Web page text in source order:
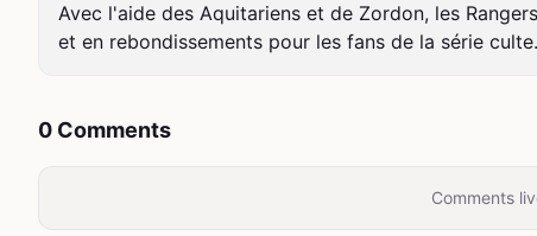
Avec l'aide des Aquitariens et de Zordon, les
et en rebondissements pour les fans de la série culte.
0 Comments
Comments